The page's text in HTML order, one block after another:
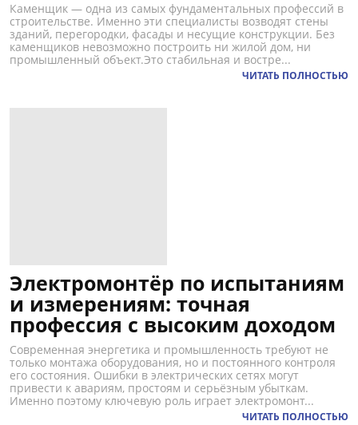
Каменщик — одна из самых фундаментальных профессий в
строительстве. Именно эти специалисты возводят стены
зданий, перегородки, фасады и несущие конструкции. Без
каменщиков невозможно построить ни жилой дом, ни
промышленный объект.Это стабильная и востре...
ЧИТАТЬ ПОЛНОСТЬЮ
Электромонтёр по испытаниям
и измерениям: точная
профессия с высоким доходом
Современная энергетика и промышленность требуют не
только монтажа оборудования, но и постоянного контроля
его состояния. Ошибки в электрических сетях могут
привести к авариям, простоям и серьёзным убыткам.
Именно поэтому ключевую роль играет электромонт...
ЧИТАТЬ ПОЛНОСТЬЮ